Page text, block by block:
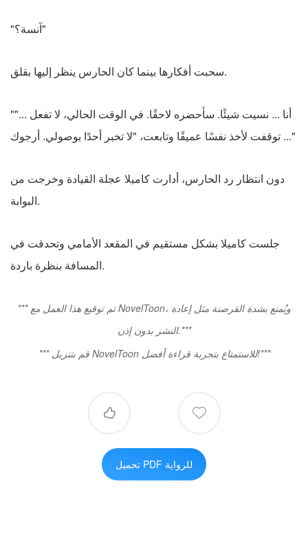
"آنسة؟"
سحبت أفكارها بينما كان الحارس ينظر إليها بقلق.
"أنا ... نسيت شيئًا. سأحضره لاحقًا. في الوقت الحالي، لا تفعل ..."
توقفت لأخذ نفسًا عميقًا وتابعت، "لا تخبر أحدًا بوصولي. أرجوك ..."
دون انتظار رد الحارس، أدارت كاميلا عجلة القيادة وخرجت من
البوابة.
جلست كاميلا بشكل مستقيم في المقعد الأمامي وتحدقت في
المسافة بنظرة باردة.
*** تم توقيع هذا العمل مع NovelToon، ويُمنع بشدة القرصنة مثل إعادة
النشر بدون إذن.***
*** قم بتنزيل NovelToon للاستمتاع بتجربة قراءة أفضل!***
 
تحميل PDF للرواية